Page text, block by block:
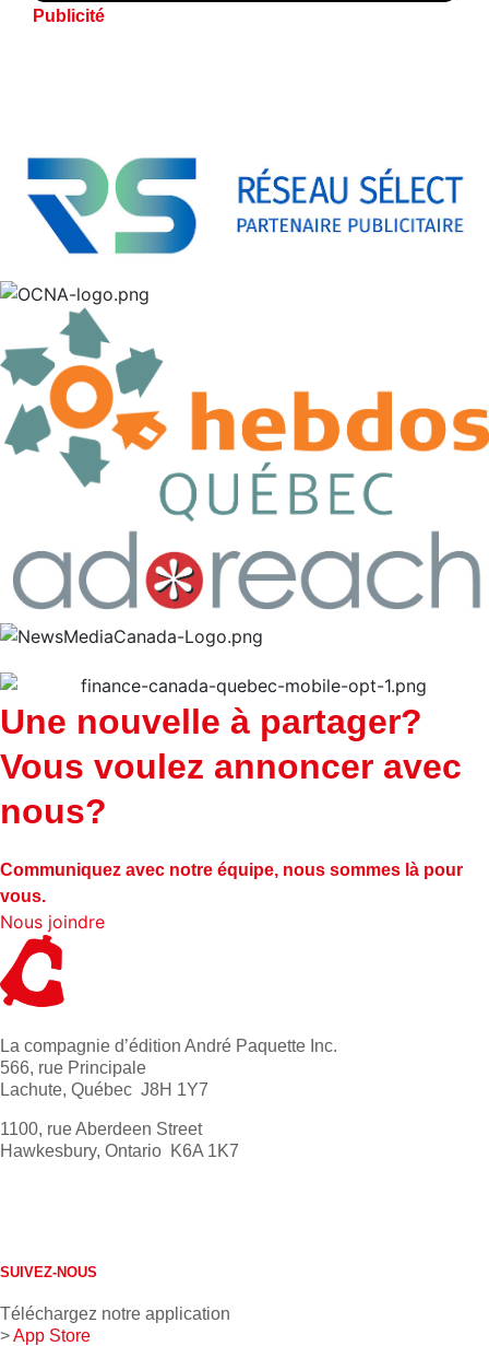
Publicité
Une nouvelle à partager?
Vous voulez annoncer avec
nous?
Communiquez avec notre équipe, nous sommes là pour
vous.
Nous joindre
La compagnie d’édition André Paquette Inc.
566, rue Principale
Lachute, Québec J8H 1Y7
1100, rue Aberdeen Street
Hawkesbury, Ontario K6A 1K7
SUIVEZ-NOUS
Téléchargez notre application
>App Store